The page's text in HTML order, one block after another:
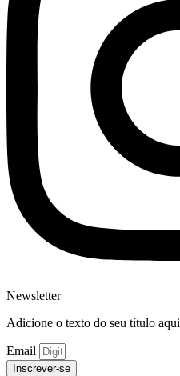
Newsletter
Adicione o texto do seu título aqui
Email
Inscrever-se